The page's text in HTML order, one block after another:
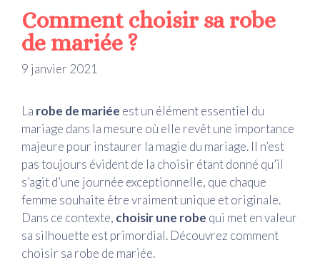
Comment choisir sa robe
de mariée ?
9 janvier 2021
La robe de mariée est un élément essentiel du
mariage dans la mesure où elle revêt une importance
majeure pour instaurer la magie du mariage. Il n’est
pas toujours évident de la choisir étant donné qu’il
s’agit d’une journée exceptionnelle, que chaque
femme souhaite être vraiment unique et originale.
Dans ce contexte, choisir une robe qui met en valeur
sa silhouette est primordial. Découvrez comment
choisir sa robe de mariée.